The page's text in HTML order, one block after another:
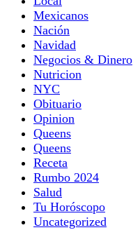
Mexicanos
Nación
Navidad
Negocios & Dinero
Nutricion
NYC
Obituario
Opinion
Queens
Queens
Receta
Rumbo 2024
Salud
Tu Horóscopo
Uncategorized